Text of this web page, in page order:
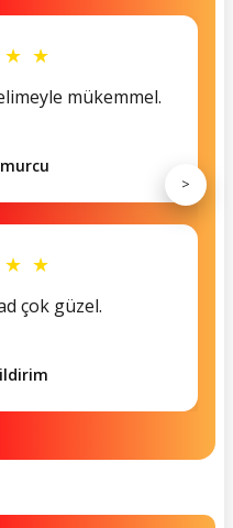
★
mükemmel.
★
çok güzel.
>